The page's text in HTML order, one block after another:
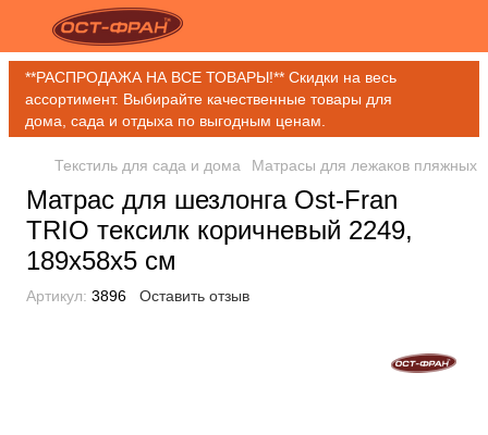
**РАСПРОДАЖА НА ВСЕ ТОВАРЫ!** Скидки на весь
ассортимент. Выбирайте качественные товары для
дома, сада и отдыха по выгодным ценам.
Текстиль для сада и дома Матрасы для лежаков пляжных
Матрас для шезлонга Ost-Fran
TRIO тексилк коричневый 2249,
189x58x5 см
Артикул: 3896 Оставить отзыв